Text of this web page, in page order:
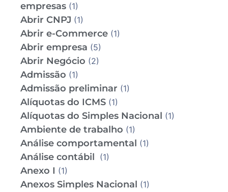
empresas (1)
Abrir CNPJ (1)
Abrir e-Commerce (1)
Abrir empresa (5)
Abrir Negócio (2)
Admissão (1)
Admissão preliminar (1)
Alíquotas do ICMS (1)
Alíquotas do Simples Nacional (1)
Ambiente de trabalho (1)
Análise comportamental (1)
Análise contábil (1)
Anexo I (1)
Anexos Simples Nacional (1)